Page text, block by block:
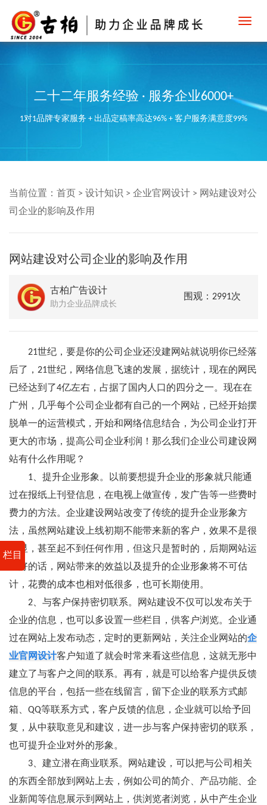
二十二年服务经验 · 服务企业6000+
1对1品牌专家服务 + 出品定稿率高达96% + 客户服务满意度99%
栏目
当前位置： 首页 > 设计知识 > 企业官网设计 > 网站建设对公
司企业的影响及作用
网站建设对公司企业的影响及作用
古柏广告设计
助力企业品牌成长
围观：2991次
21世纪，要是你的公司企业还没建网站就说明你已经落
后了，21世纪，网络信息飞速的发展，据统计，现在的网民
已经达到了4亿左右，占据了国内人口的四分之一。现在在
广州，几乎每个公司企业都有自己的一个网站，已经开始摆
脱单一的运营模式，开始和网络信息结合，为公司企业打开
更大的市场，提高公司企业利润！那么我们企业公司建设网
站有什么作用呢？
1、提升企业形象。以前要想提升企业的形象就只能通
过在报纸上刊登信息，在电视上做宣传，发广告等一些费时
费力的方法。企业建设网站改变了传统的提升企业形象方
法，虽然网站建设上线初期不能带来新的客户，效果不是很
明显，甚至起不到任何作用，但这只是暂时的，后期网站运
营好的话，网站带来的效益以及提升的企业形象将不可估
计，花费的成本也相对低很多，也可长期使用。
2、与客户保持密切联系。网站建设不仅可以发布关于
企业的信息，也可以多设置一些栏目，供客户浏览。企业通
过在网站上发布动态，定时的更新网站，关注企业网站的企
业官网设计客户知道了就会时常来看这些信息，这就无形中
建立了与客户之间的联系。再有，就是可以给客户提供反馈
信息的平台，包括一些在线留言，留下企业的联系方式邮
箱、QQ等联系方式，客户反馈的信息，企业就可以给予回
复，从中获取意见和建议，进一步与客户保持密切的联系，
也可提升企业对外的形象。
3、建立潜在商业联系。网站建设，可以把与公司相关
的东西全部放到网站上去，例如公司的简介、产品功能、企
业新闻等信息展示到网站上，供浏览者浏览，从中产生企业